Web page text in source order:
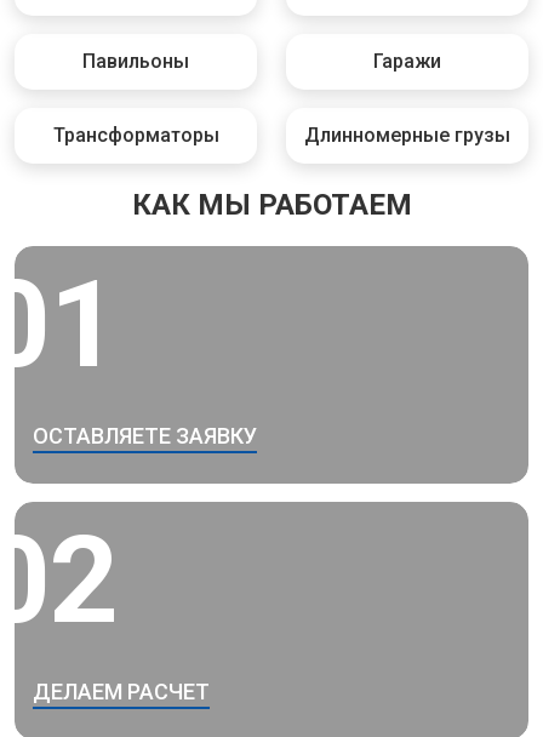
Павильоны Гаражи
Трансформаторы Длинномерные грузы
КАК МЫ РАБОТАЕМ
ОСТАВЛЯЕТЕ ЗАЯВКУ
ДЕЛАЕМ РАСЧЕТ